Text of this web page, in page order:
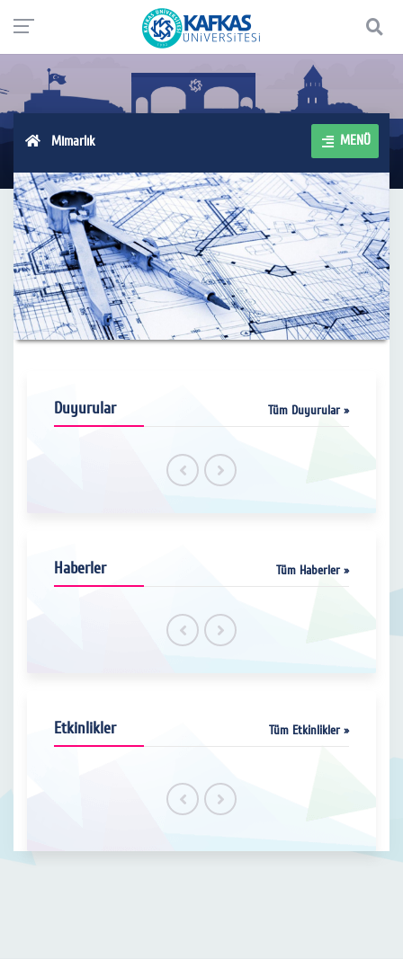
Mimarlık MENÜ
Duyurular Tüm Duyurular »
Haberler Tüm Haberler »
Etkinlikler Tüm Etkinlikler »